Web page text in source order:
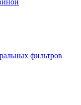
фильтров